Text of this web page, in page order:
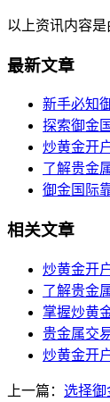
以上资讯内容
最新文章
新手必知
探索御金
炒黄金开
了解贵金
御金国际
相关文章
炒黄金开
了解贵金
掌握炒黄
贵金属交
炒黄金开
上一篇： 选择御